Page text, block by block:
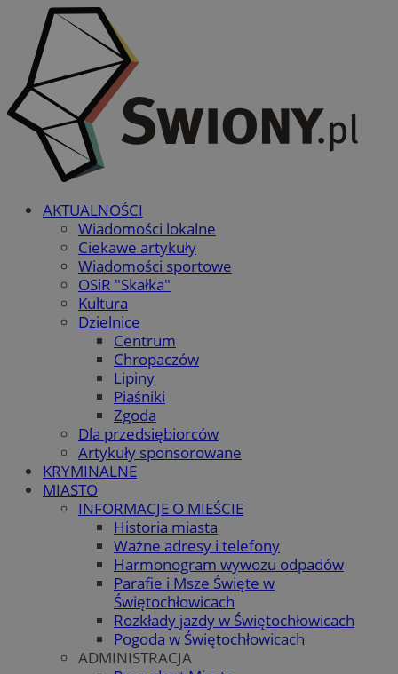
AKTUALNOŚCI
Wiadomości lokalne
Ciekawe artykuły
Wiadomości sportowe
OSiR "Skałka"
Kultura
Dzielnice
Centrum
Chropaczów
Lipiny
Piaśniki
Zgoda
Dla przedsiębiorców
Artykuły sponsorowane
KRYMINALNE
MIASTO
INFORMACJE O MIEŚCIE
Historia miasta
Ważne adresy i telefony
Harmonogram wywozu odpadów
Parafie i Msze Święte w
Świętochłowicach
Rozkłady jazdy w Świętochłowicach
Pogoda w Świętochłowicach
ADMINISTRACJA